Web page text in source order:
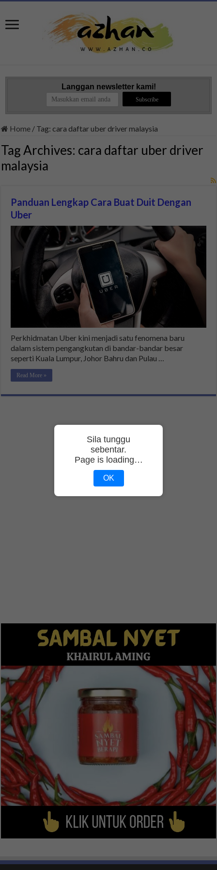
Langgan newsletter kami!
Home / Tag:cara daftar uber driver malaysia
Tag Archives: cara daftar uber driver
malaysia
Panduan Lengkap Cara Buat Duit Dengan
Uber
Perkhidmatan Uber kini menjadi satu fenomena baru
dalam sistem pengangkutan di bandar-bandar besar
seperti Kuala Lumpur, Johor Bahru dan Pulau …
Read More »
Sila tunggu
sebentar.
Page is loading…
OK